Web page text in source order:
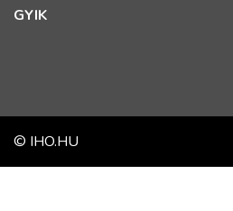
GYIK
© IHO.HU